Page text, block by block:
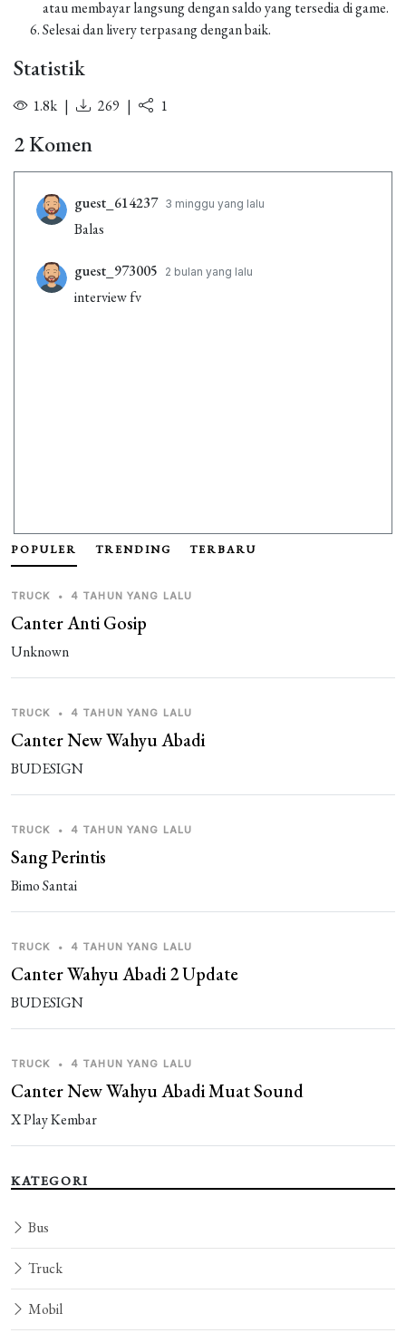
atau membayar langsung dengan saldo yang tersedia di game.
Selesai dan livery terpasang dengan baik.
Statistik
1.8k | 269 | 1
2 Komen
guest_614237 3 minggu yang lalu
Balas
guest_973005 2 bulan yang lalu
interview fv
POPULER TRENDING TERBARU
TRUCK • 4 TAHUN YANG LALU
Canter Anti Gosip
Unknown
TRUCK • 4 TAHUN YANG LALU
Canter New Wahyu Abadi
BUDESIGN
TRUCK • 4 TAHUN YANG LALU
Sang Perintis
Bimo Santai
TRUCK • 4 TAHUN YANG LALU
Canter Wahyu Abadi 2 Update
BUDESIGN
TRUCK • 4 TAHUN YANG LALU
Canter New Wahyu Abadi Muat Sound
X Play Kembar
KATEGORI
Bus
Truck
Mobil